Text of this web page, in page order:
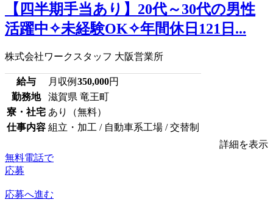
【四半期手当あり】20代～30代の男性
活躍中✧未経験OK✧年間休日121日...
株式会社ワークスタッフ 大阪営業所
給与 月収例 350,000円
勤務地
滋賀県 竜王町
寮・社宅 あり（無料）
仕事内容 組立・加工 / 自動車系工場 / 交替制
詳細を表示
無料電話で
応募
応募へ進む